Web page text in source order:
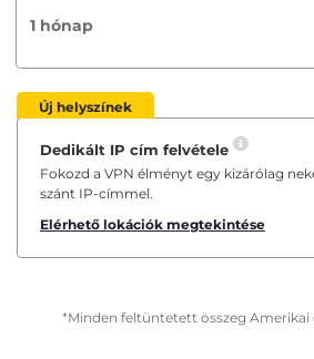
1 hónap
Új helyszínek
Dedikált IP cím felvétele
Fokozd a VPN élményt egy kizárólag
szánt IP-címmel.
Elérhető lokációk megtekintése
*Minden feltüntetett összeg Amerikai